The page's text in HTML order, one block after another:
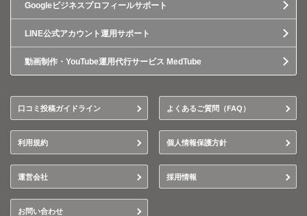
Googleビジネスプロフィールサポート
LINE公式アカウント運用サポート
動画制作・YouTube運用代行サービス MedTube
口コミ投稿ガイドライン よくあるご質問（FAQ）
利用規約 個人情報保護方針
運営会社 採用情報
お問い合わせ